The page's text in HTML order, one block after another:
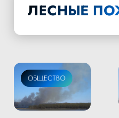
ЛЕСНЫЕ
ОБЩЕСТВО